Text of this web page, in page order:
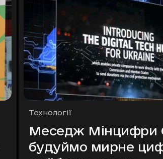
Рубрики
Технології
Меседж Мінцифри
будуймо мирне